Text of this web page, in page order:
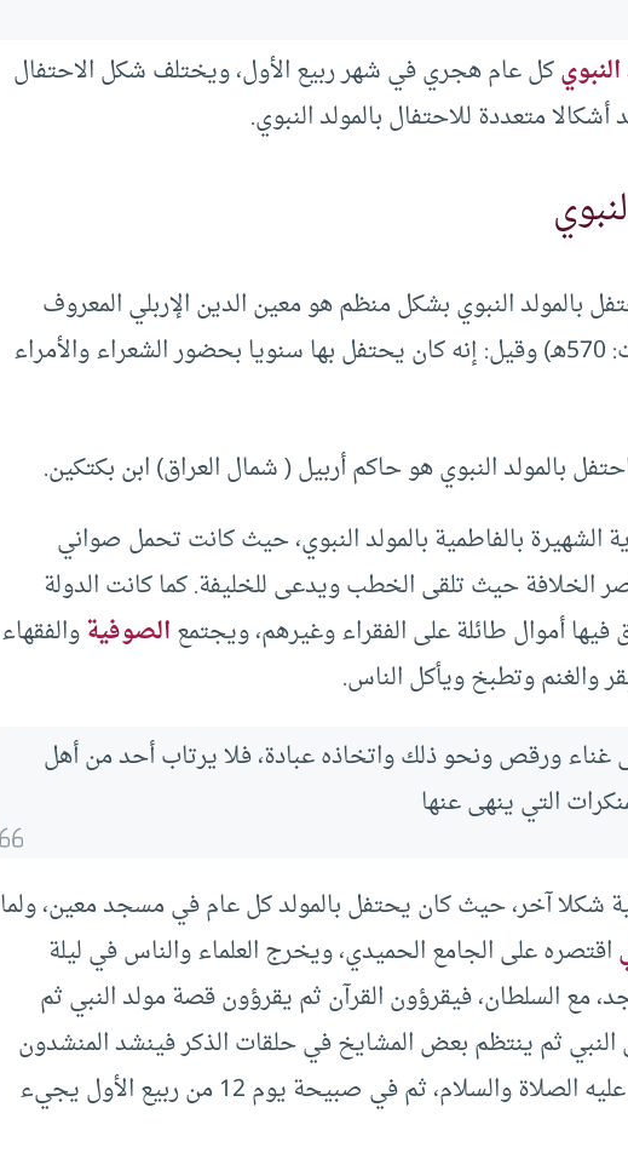
كل عام هجري في شهر ربيع الأول، ويختلف شكل الاحتفال
متعددة للاحتفال بالمولد النبوي.
بالمولد النبوي بشكل منظم هو معين الدين الإربلي المعروف
بالملاء شيخ الموصل في عصره، ( ت: 570هـ) وقيل: إنه كان يحتفل بها سنويا بحضور الشعراء والأمراء
بالمولد النبوي هو حاكم أربيل ( شمال العراق) ابن بكتكين.
الشهيرة بالفاطمية بالمولد النبوي، حيث كانت تحمل صواني
الخلافة حيث تلقى الخطب ويدعى للخليفة. كما كانت الدولة
فيها أموال طائلة على الفقراء وغيرهم، ويجتمعالصوفيةوالفقهاء
والغنم وتطبخ ويأكل الناس.
غناء ورقص ونحو ذلك واتخاذه عبادة، فلا يرتاب أحد من أهل
التي ينهى عنها
شكلا آخر، حيث كان يحتفل بالمولد كل عام في مسجد معين، ولما
اقتصره على الجامع الحميدي، ويخرج العلماء والناس في ليلة
مع السلطان، فيقرؤون القرآن ثم يقرؤون قصة مولد النبي ثم
النبي ثم ينتظم بعض المشايخ في حلقات الذكر فينشد المنشدون
وترتفع الأصوات بالصلاة على النبي عليه الصلاة والسلام، ثم في صبيحة يوم 12 من ربيع الأول يجيء